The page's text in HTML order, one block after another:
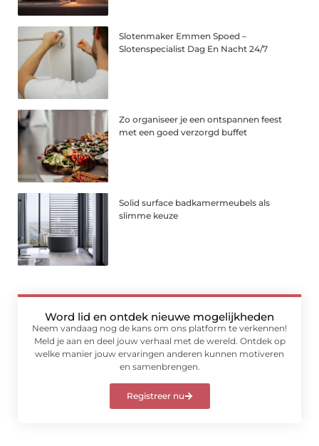
Slotenmaker Emmen Spoed –
Slotenspecialist Dag En Nacht 24/7
Zo organiseer je een ontspannen feest
met een goed verzorgd buffet
Solid surface badkamermeubels als
slimme keuze
Word lid en ontdek nieuwe mogelijkheden
Neem vandaag nog de kans om ons platform te verkennen!
Meld je aan en deel jouw verhaal met de wereld. Ontdek op
welke manier jouw ervaringen anderen kunnen motiveren
en samenbrengen.
Registreer nu